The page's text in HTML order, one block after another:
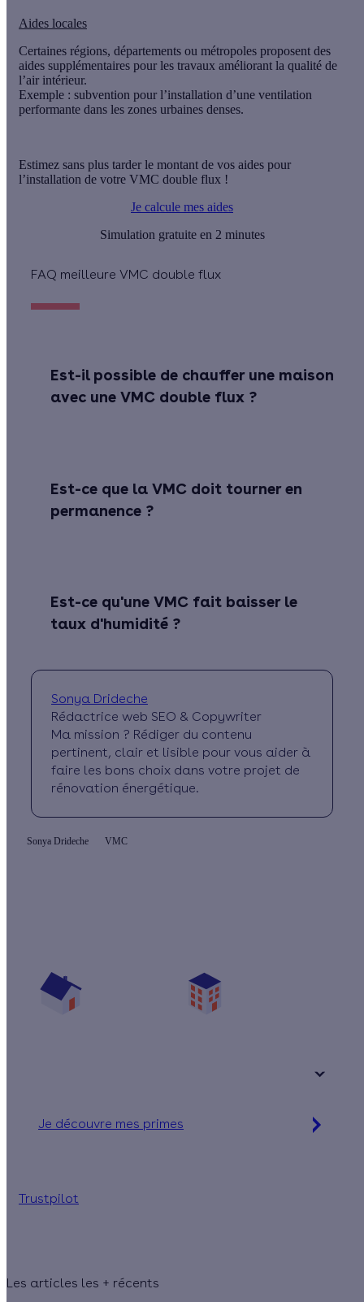
Aides locales
Certaines régions, départements ou métropoles proposent des
aides supplémentaires pour les travaux améliorant la qualité de
l’air intérieur.
Exemple : subvention pour l’installation d’une ventilation
performante dans les zones urbaines denses.
Estimez sans plus tarder le montant de vos aides pour
l’installation de votre VMC double flux !
Je calcule mes aides
Simulation gratuite en 2 minutes
FAQ meilleure VMC double flux
Est-il possible de chauffer une maison
avec une VMC double flux ?
Est-ce que la VMC doit tourner en
permanence ?
Est-ce qu'une VMC fait baisser le
taux d'humidité ?
Sonya Drideche
Rédactrice web SEO & Copywriter
Ma mission ? Rédiger du contenu
pertinent, clair et lisible pour vous aider à
faire les bons choix dans votre projet de
rénovation énergétique.
Sonya Drideche VMC
Je découvre mes primes
Trustpilot
Les articles les + récents